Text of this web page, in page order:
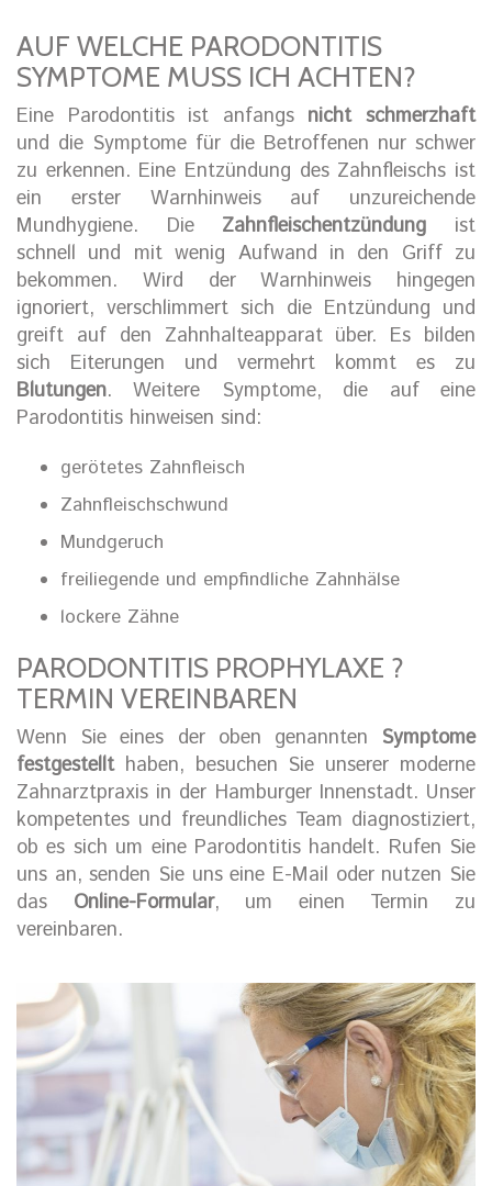
AUF WELCHE PARODONTITIS
SYMPTOME MUSS ICH ACHTEN?
Eine Parodontitis ist anfangs nicht schmerzhaft
und die Symptome für die Betroffenen nur schwer
zu erkennen. Eine Entzündung des Zahnfleischs ist
ein erster Warnhinweis auf unzureichende
Mundhygiene. Die Zahnfleischentzündung ist
schnell und mit wenig Aufwand in den Griff zu
bekommen. Wird der Warnhinweis hingegen
ignoriert, verschlimmert sich die Entzündung und
greift auf den Zahnhalteapparat über. Es bilden
sich Eiterungen und vermehrt kommt es zu
Blutungen. Weitere Symptome, die auf eine
Parodontitis hinweisen sind:
gerötetes Zahnfleisch
Zahnfleischschwund
Mundgeruch
freiliegende und empfindliche Zahnhälse
lockere Zähne
PARODONTITIS PROPHYLAXE ?
TERMIN VEREINBAREN
Wenn Sie eines der oben genannten Symptome
festgestellthaben, besuchen Sie unserer moderne
Zahnarztpraxis in der Hamburger Innenstadt. Unser
kompetentes und freundliches Team diagnostiziert,
ob es sich um eine Parodontitis handelt. Rufen Sie
uns an, senden Sie uns eine E-Mail oder nutzen Sie
das Online-Formular, um einen Termin zu
vereinbaren.